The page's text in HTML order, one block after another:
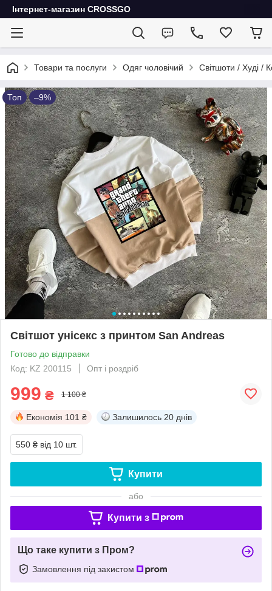
Інтернет-магазин CROSSGO
Товари та послуги Одяг чоловічий Світшоти / Худі /
Топ –9%
Світшот унісекс з принтом San Andreas
Готово до відправки
Код: KZ 200115
Опт і роздріб
999 ₴ 1 100 ₴
Економія 101 ₴ Залишилось 20 днів
550 ₴ від 10 шт.
Купити
або
Купити з
Що таке купити з Пром?
Замовлення під захистом